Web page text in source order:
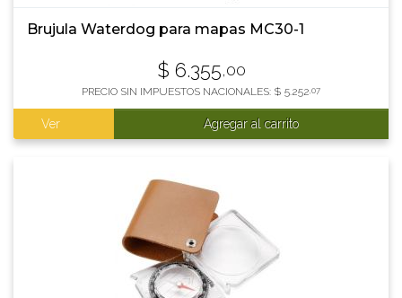
Brujula Waterdog para mapas MC30-1
$ 6.355,00
PRECIO SIN IMPUESTOS NACIONALES: $ 5.252 ,07
Ver Agregar al carrito